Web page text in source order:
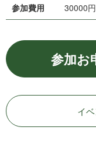
参加費用
30000円
参加お
イ